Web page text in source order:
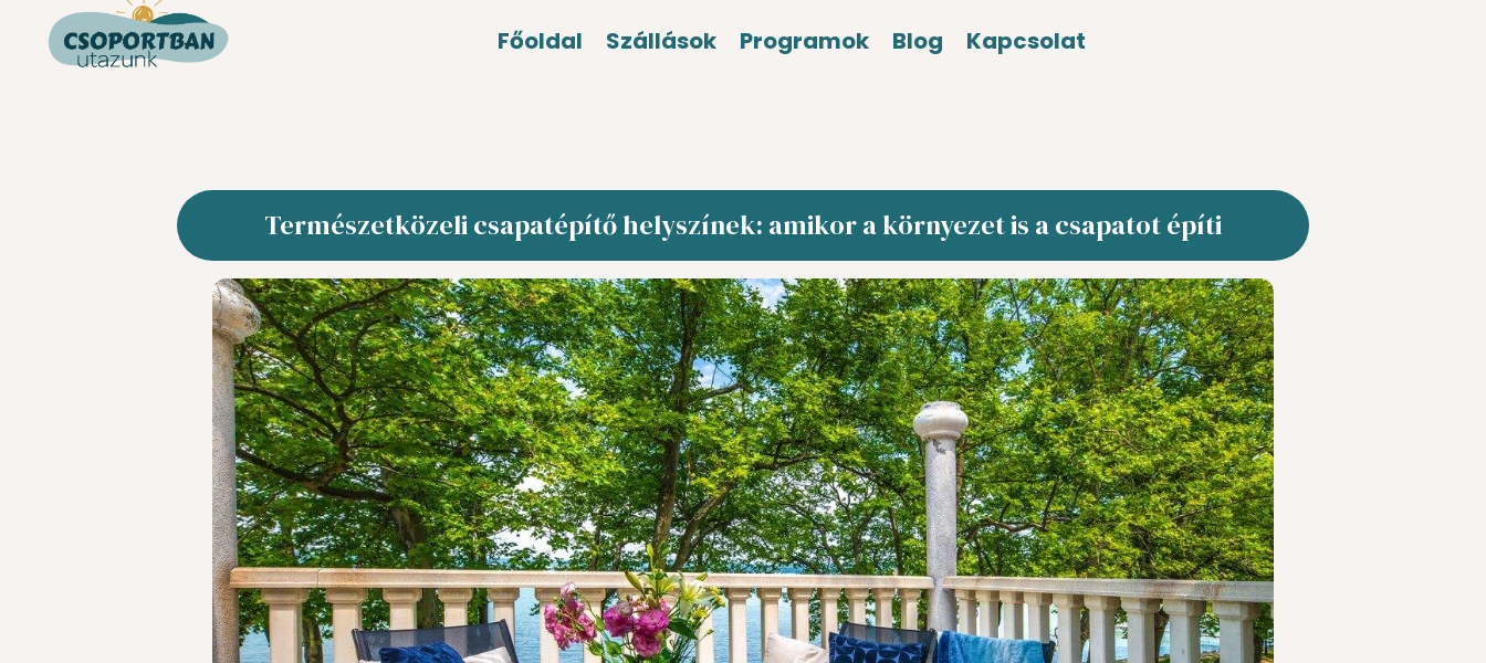
Főoldal Szállások Programok Blog Kapcsolat
Természetközeli csapatépítő helyszínek: amikor a környezet is a csapatot építi